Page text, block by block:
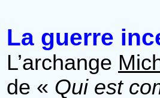
La guerre
L’archange
de « Qui est